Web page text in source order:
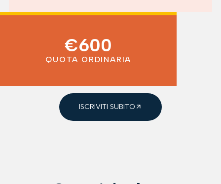
€600
QUOTA ORDINARIA
ISCRIVITI SUBITO